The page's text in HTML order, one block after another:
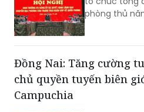
phòng thủ
Đồng Nai: Tăng cường
chủ quyền tuyến biên
Campuchia